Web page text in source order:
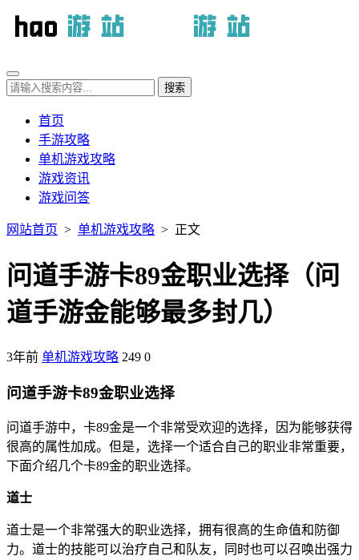
首页
手游攻略
单机游戏攻略
游戏资讯
游戏问答
网站首页 > 单机游戏攻略 > 正文
问道手游卡89金职业选择（问
道手游金能够最多封几）
3年前 单机游戏攻略 249 0
问道手游卡89金职业选择
问道手游中，卡89金是一个非常受欢迎的选择，因为能够获得
很高的属性加成。但是，选择一个适合自己的职业非常重要，
下面介绍几个卡89金的职业选择。
道士
道士是一个非常强大的职业选择，拥有很高的生命值和防御
力。道士的技能可以治疗自己和队友，同时也可以召唤出强力